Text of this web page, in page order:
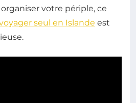
votre périple, ce
seul en Islande est